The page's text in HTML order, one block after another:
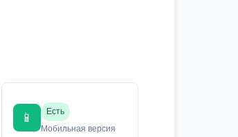
📱
Есть
Мобильная версия